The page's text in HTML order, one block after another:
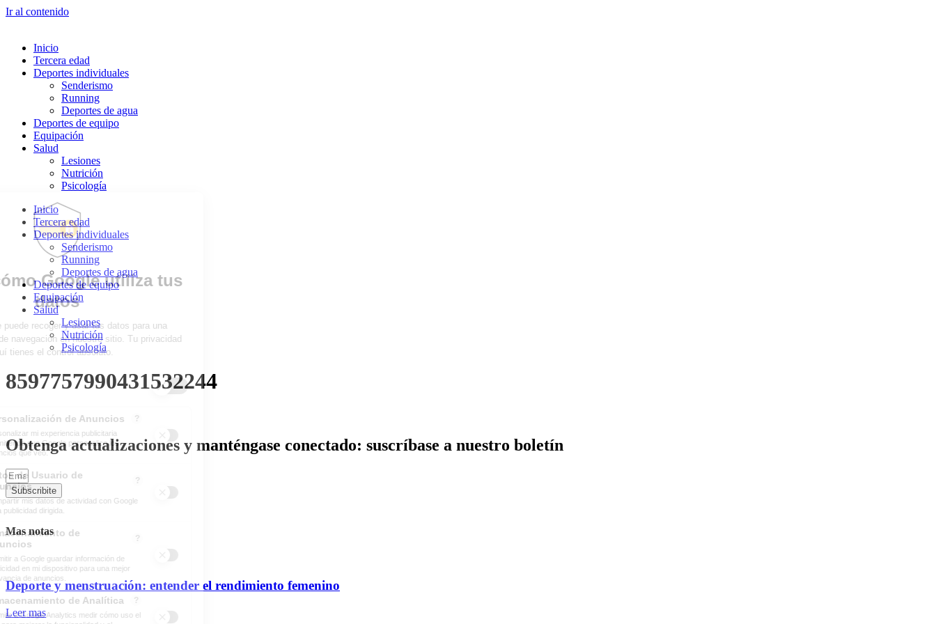
Ir al contenido
Inicio
Tercera edad
Deportes individuales
Senderismo
Running
Deportes de agua
Deportes de equipo
Equipación
Salud
Lesiones
Nutrición
Psicología
Inicio
Tercera edad
Deportes individuales
Senderismo
Running
Deportes de agua
Deportes de equipo
Equipación
Salud
Lesiones
Nutrición
Psicología
8597757990431532244
Obtenga actualizaciones y manténgase conectado: suscríbase a nuestro boletín
Subscribite
Mas notas
Deporte y menstruación: entender el rendimiento femenino
Leer mas